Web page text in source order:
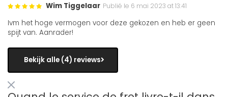
Wim Tiggelaar Publié le 6 mai 2023 at 13:41
Ivm het hoge vermogen voor deze gekozen en heb er geen
spijt van. Aanrader!
Bekijk alle (4) reviews